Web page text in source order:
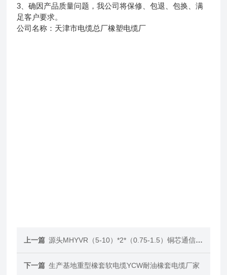
3、确因产品质量问题，我公司将保修、包退、包换、满
足客户要求。
公司名称：天津市电缆总厂橡塑电缆厂
上一篇 源头MHYVR（5-10）*2*（0.75-1.5）铜芯通信电缆
下一篇 生产基地重型橡套软电缆YCW耐油橡套电缆厂家